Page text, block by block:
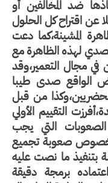
ضد المخالفين أو
عن اقتراح كل الحلول
المشينة،كما دعت
لهذه الظاهرة مع
في مجال التعمير،وقد
الواقع صدى طيبا
من قبل
التقييم الأولي
التي يجب
الخصوص صعوبة تجميع
بتنفيذ ما نصت عليه
برمجة دقيقة